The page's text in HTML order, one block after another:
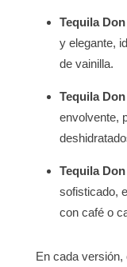
Tequila
y elegante,
de vainilla.
Tequila
envolvente,
Tequila
sofisticado,
con café o
En cada versión,